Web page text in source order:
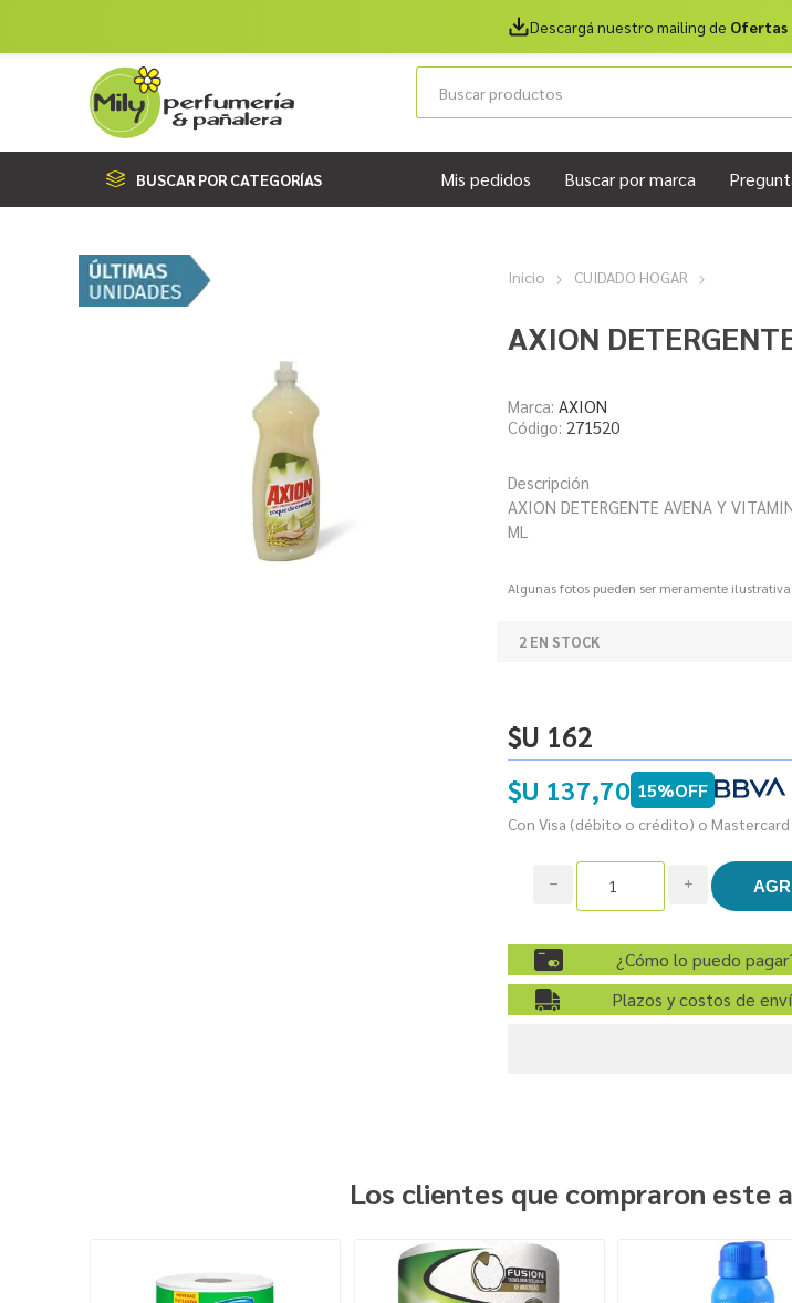
Descargá nuestro mailing de Ofertas
BUSCAR POR CATEGORÍAS Mis pedidos Buscar por marca
Inicio CUIDADO HOGAR
AXION
Marca: AXION
Código: 271520
Descripción
AXION DETERGENTE AVENA Y
ML
Algunas fotos pueden ser meramente
2 EN STOCK
$U 162
$U 137,70 15%OFF
Con Visa (débito o crédito) o
i
h
¿Cómo lo puedo
Plazos y costos de
Los clientes que compraron este